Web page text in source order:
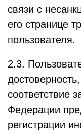
связи с
его странице
пользователя.
2.3.
соответствие
Федерации
регистрации